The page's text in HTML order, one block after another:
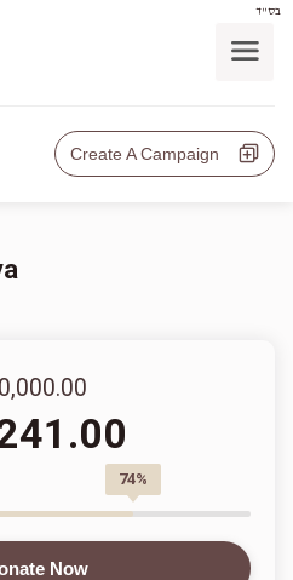
בס"ד
Create A Campaign
74%
Now